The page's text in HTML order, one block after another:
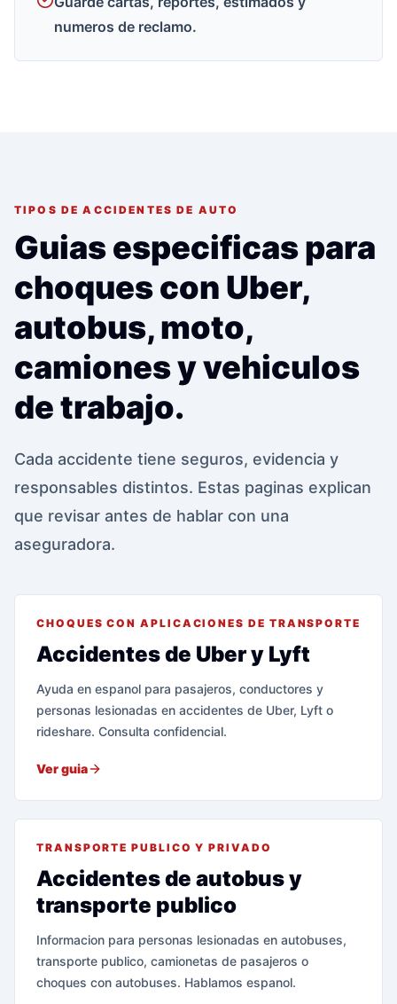
numeros de reclamo.
TIPOS DE ACCIDENTES DE AUTO
Guias especificas para
choques con Uber,
autobus, moto,
camiones y vehiculos
de trabajo.
Cada accidente tiene seguros, evidencia y
responsables distintos. Estas paginas explican
que revisar antes de hablar con una
aseguradora.
CHOQUES CON APLICACIONES DE TRANSPORTE
Accidentes de Uber y Lyft
Ayuda en espanol para pasajeros, conductores y
personas lesionadas en accidentes de Uber, Lyft o
rideshare. Consulta confidencial.
Ver guia
TRANSPORTE PUBLICO Y PRIVADO
Accidentes de autobus y
transporte publico
Informacion para personas lesionadas en autobuses,
transporte publico, camionetas de pasajeros o
choques con autobuses. Hablamos espanol.